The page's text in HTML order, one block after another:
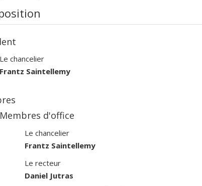
Le chancelier
Frantz Saintellemy
Membres d'office
Le chancelier
Frantz Saintellemy
Le recteur
Daniel Jutras